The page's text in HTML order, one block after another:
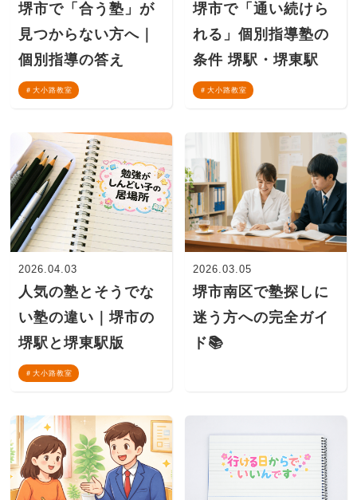
堺市で「合う塾」が
見つからない方へ｜
個別指導の答え
大小路教室
堺市で「通い続けら
れる」個別指導塾の
条件 堺駅・堺東駅
大小路教室
2026.04.03
人気の塾とそうでな
い塾の違い｜堺市の
堺駅と堺東駅版
大小路教室
2026.03.05
堺市南区で塾探しに
迷う方への完全ガイ
ド📚